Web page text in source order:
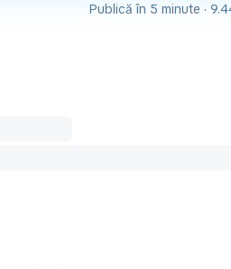
Publică în 5 minute ·